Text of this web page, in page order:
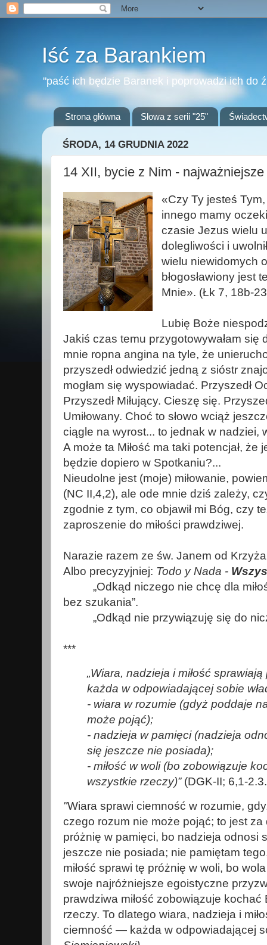
Iść za Barankiem
"paść ich będzie Baranek i poprowadzi ich do
Strona główna Słowa z serii "25"
ŚRODA, 14 GRUDNIA 2022
14 XII, bycie z Nim - najważniejsze
«Czy Ty jesteś
innego mamy
czasie Jezus wielu
dolegliwości i
wielu niewidomych
błogosławiony jest
Mnie». (Łk 7, 18b-
Lubię Boże
Jakiś czas temu przygotowywałam się
mnie ropna angina na tyle, że
przyszedł odwiedzić jedną z sióstr
mogłam się wyspowiadać. Przyszedł
Przyszedł Miłujący. Cieszę się.
Umiłowany. Choć to słowo wciąż
ciągle na wyrost... to jednak w nadziei,
A może ta Miłość ma taki potencjał, że
będzie dopiero w Spotkaniu?...
Nieudolne jest (moje) miłowanie,
(NC II,4,2), ale ode mnie dziś zależy,
zgodnie z tym, co objawił mi Bóg, czy
zaproszenie do miłości prawdziwej.
Narazie razem ze św. Janem od
Albo precyzyjniej: Todo y Nada -
„Odkąd niczego nie chcę dla
bez szukania”.
„Odkąd nie przywiązuję się do
***
„Wiara, nadzieja i miłość
każda w odpowiadającej sobie
- wiara w rozumie (gdyż poddaje
może pojąć);
- nadzieja w pamięci (nadzieja
się jeszcze nie posiada);
- miłość w woli (bo zobowiązuje
wszystkie rzeczy)” (DGK-II; 6,1-
"Wiara sprawi ciemność w rozumie,
czego rozum nie może pojąć; to jest
próżnię w pamięci, bo nadzieja odnosi
jeszcze nie posiada; nie pamiętam
miłość sprawi tę próżnię w woli, bo
swoje najróżniejsze egoistyczne
prawdziwa miłość zobowiązuje
rzeczy. To dlatego wiara, nadzieja i
ciemność — każda w odpowiadającej